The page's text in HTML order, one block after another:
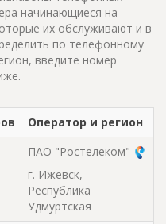
начинающиеся на
их обслуживают и в
по телефонному
введите номер
Оператор и регион
ПАО "Ростелеком"
г. Ижевск,
Республика
Удмуртская